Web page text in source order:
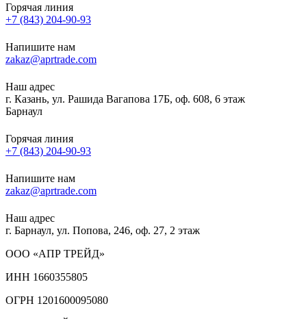
Горячая линия
+7 (843) 204-90-93
Напишите нам
zakaz@aprtrade.com
Наш адрес
г. Казань, ул. Рашида Вагапова 17Б, оф. 608, 6 этаж
Барнаул
Горячая линия
+7 (843) 204-90-93
Напишите нам
zakaz@aprtrade.com
Наш адрес
г. Барнаул, ул. Попова, 246, оф. 27, 2 этаж
ООО «АПР ТРЕЙД»
ИНН 1660355805
ОГРН 1201600095080